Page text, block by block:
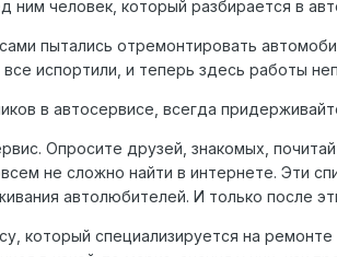
ним человек, который разбирается в
пытались отремонтировать
испортили, и теперь здесь работы
в автосервисе, всегда
Опросите друзей, знакомых,
не сложно найти в интернете. Эти
автолюбителей. И только после
который специализируется на